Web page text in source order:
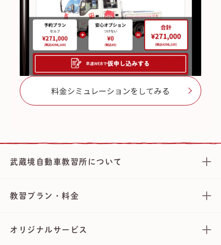
料金シミュレーションをしてみる
武蔵境自動車教習所について
教習プラン・料金
オリジナルサービス